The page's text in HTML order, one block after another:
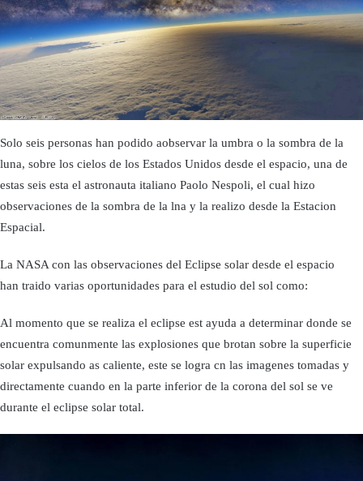
Solo seis personas han podido aobservar la umbra o la sombra de la
luna, sobre los cielos de los Estados Unidos desde el espacio, una de
estas seis esta el astronauta italiano Paolo Nespoli, el cual hizo
observaciones de la sombra de la lna y la realizo desde la Estacion
Espacial.
La NASA con las observaciones del Eclipse solar desde el espacio
han traido varias oportunidades para el estudio del sol como:
Al momento que se realiza el eclipse est ayuda a determinar donde se
encuentra comunmente las explosiones que brotan sobre la superficie
solar expulsando as caliente, este se logra cn las imagenes tomadas y
directamente cuando en la parte inferior de la corona del sol se ve
durante el eclipse solar total.